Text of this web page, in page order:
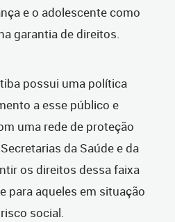
e o adolescente como
garantia de direitos.
possui uma política
a esse público e
uma rede de proteção
da Saúde e da
os direitos dessa faixa
para aqueles em situação
social.